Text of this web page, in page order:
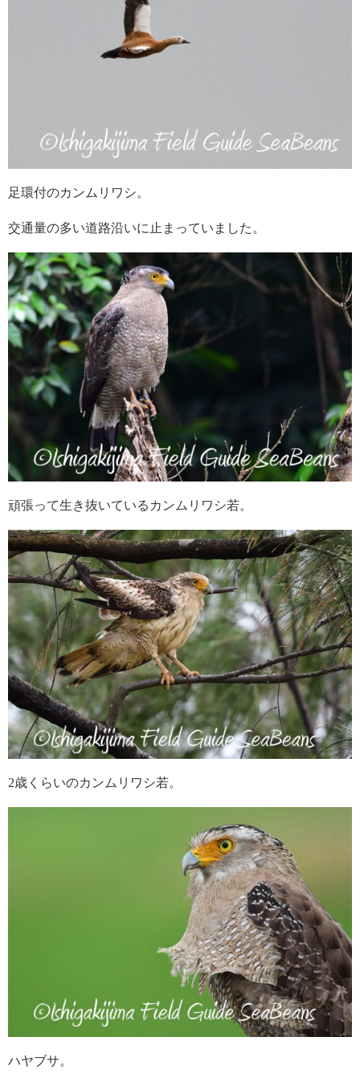
足環付のカンムリワシ。
交通量の多い道路沿いに止まっていました。
頑張って生き抜いているカンムリワシ若。
2歳くらいのカンムリワシ若。
ハヤブサ。